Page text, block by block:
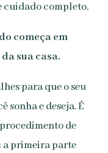
cuidado completo.
começa em
sua casa.
para que o seu
sonha e deseja. É
de
a primeira parte